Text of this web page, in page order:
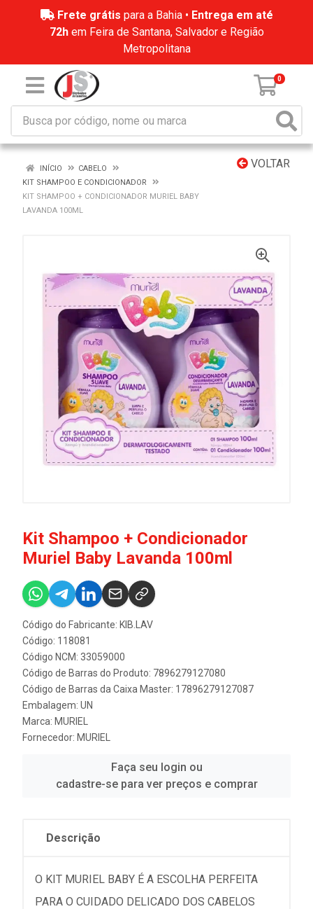
Frete grátis para a Bahia • Entrega em até
72hem Feira de Santana, Salvador e Região
Metropolitana
0
VOLTAR
INÍCIO
CABELO
KIT SHAMPOO E CONDICIONADOR
KIT SHAMPOO + CONDICIONADOR MURIEL BABY
LAVANDA 100ML
Kit Shampoo + Condicionador
Muriel Baby Lavanda 100ml
Código do Fabricante: KIB.LAV
Código: 118081
Código NCM: 33059000
Código de Barras do Produto: 7896279127080
Código de Barras da Caixa Master: 17896279127087
Embalagem: UN
Marca: MURIEL
Fornecedor: MURIEL
Faça seu login ou
cadastre-se para ver preços e comprar
Descrição
O KIT MURIEL BABY É A ESCOLHA PERFEITA
PARA O CUIDADO DELICADO DOS CABELOS